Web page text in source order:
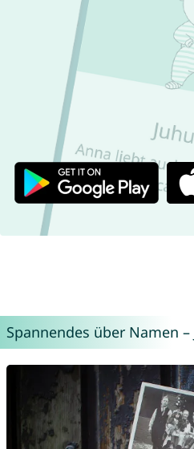
Spannendes über Namen